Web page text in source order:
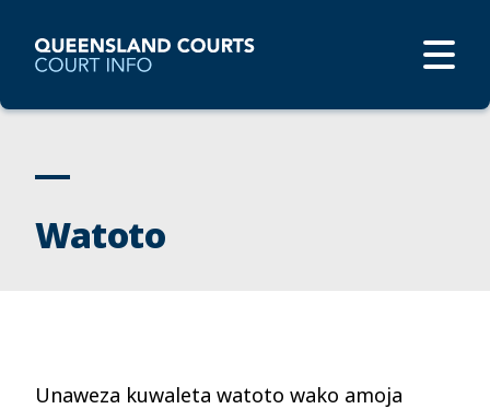
Watoto
Unaweza kuwaleta watoto wako amoja